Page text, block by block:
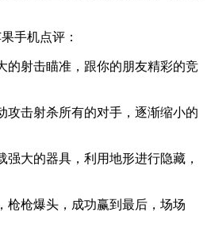
手机点评：
的射击瞄准，跟你的朋友精彩的竞
攻击射杀所有的对手，逐渐缩小的
强大的器具，利用地形进行隐藏，
枪枪爆头，成功赢到最后，场场